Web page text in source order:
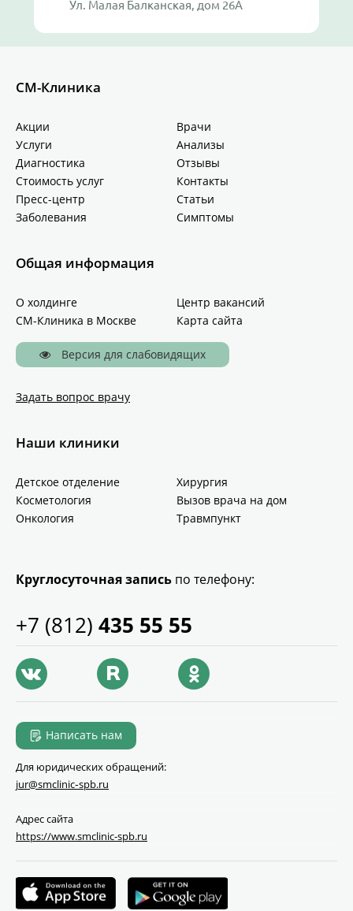
Ул. Малая Балканская, дом 26А
СМ-Клиника
Акции
Врачи
Услуги
Анализы
Диагностика
Отзывы
Стоимость услуг
Контакты
Пресс-центр
Статьи
Заболевания
Симптомы
Общая информация
О холдинге
Центр вакансий
СМ-Клиника в Москве
Карта сайта
Версия для слабовидящих
Задать вопрос врачу
Наши клиники
Детское отделение
Хирургия
Косметология
Вызов врача на дом
Онкология
Травмпункт
Круглосуточная запись по телефону:
+7 (812) 435 55 55
Написать нам
Для юридических обращений:
jur@smclinic‑spb.ru
Адрес сайта
https://www.smclinic-spb.ru